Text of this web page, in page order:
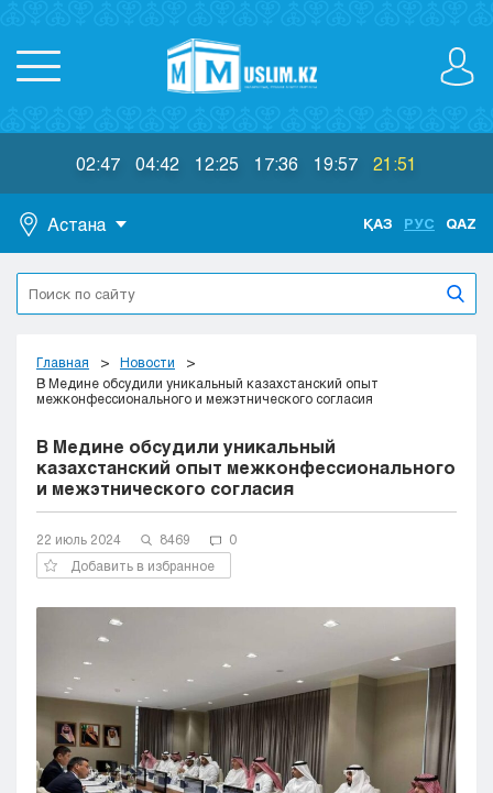
02:47 04:42 12:25 17:36 19:57 21:51
Астана
Астана
Алматы
Актобе
Атырау
Жезказган
Кокшетау
Костанай
Кызылорда
Павлодар
Петропавловск
Талдыкорган
Уральск
Усть-Каменогорск
Шымкент
ҚАЗ РУС QAZ
Главная
Новости
В Медине обсудили уникальный казахстанский опыт
межконфессионального и межэтнического согласия
В Медине обсудили уникальный
казахстанский опыт межконфессионального
и межэтнического согласия
22 июль 2024 8469
0
Добавить в избранное